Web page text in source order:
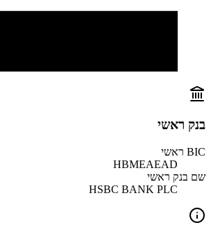
בנק ראשי
BIC ראשי
HBMEAEAD
שם בנק ראשי
HSBC BANK PLC